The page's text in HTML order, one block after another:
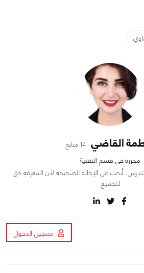
القاضي 14 متابع
محررة في قسم التقنية
أبحث عن الإجابة الصحيحة لأن المعرفة حق
للجميع.
تسجيل الدخول